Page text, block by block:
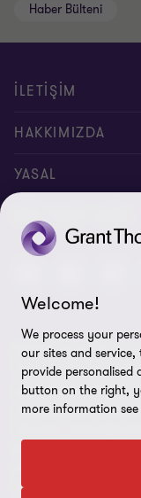
Haber Bülteni
İLETİŞİM
Yöneticilerimiz
Bizimle İletişime Geçin
HAKKIMIZDA
Hakkımızda
YASAL
Kişisel Verilerin
Site Haritası
Çerez Tercihleri
BIZI TAKIP EDIN
© 2026 Grant
Thornton", Grant
çatısı altında
markaya işaret
kendi başlarına,
firmalar tarafından
Welcome!
We process your
our sites and
provide
button on the right,
more information